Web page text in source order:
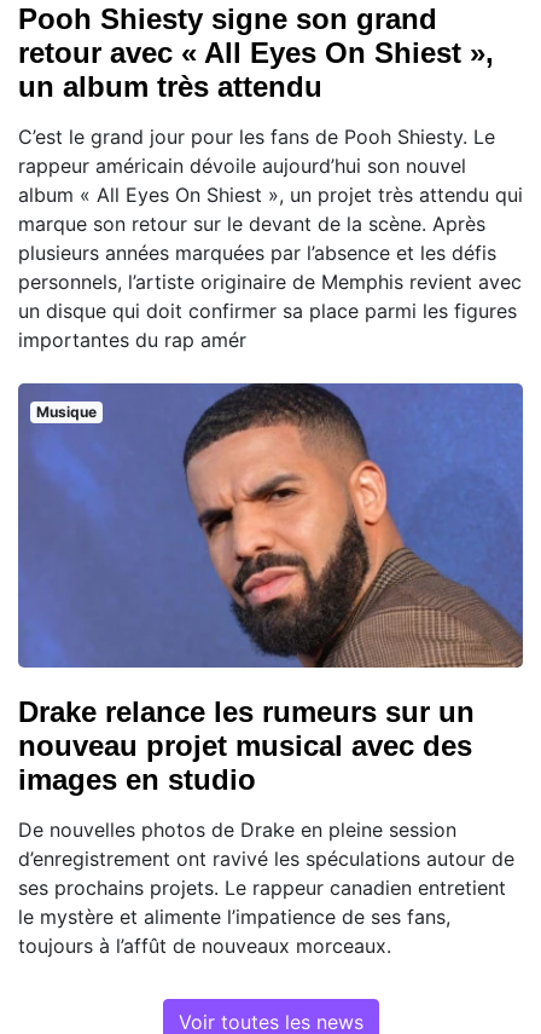
Pooh Shiesty signe son grand
retour avec « All Eyes On Shiest »,
un album très attendu
C’est le grand jour pour les fans de Pooh Shiesty. Le
rappeur américain dévoile aujourd’hui son nouvel
album « All Eyes On Shiest », un projet très attendu qui
marque son retour sur le devant de la scène. Après
plusieurs années marquées par l’absence et les défis
personnels, l’artiste originaire de Memphis revient avec
un disque qui doit confirmer sa place parmi les figures
importantes du rap amér
Musique
Drake relance les rumeurs sur un
nouveau projet musical avec des
images en studio
De nouvelles photos de Drake en pleine session
d’enregistrement ont ravivé les spéculations autour de
ses prochains projets. Le rappeur canadien entretient
le mystère et alimente l’impatience de ses fans,
toujours à l’affût de nouveaux morceaux.
Voir toutes les news